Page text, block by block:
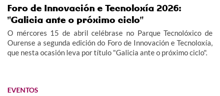
Foro de Innovación e Tecnoloxía 2026:
"Galicia ante o próximo ciclo"
O mércores 15 de abril celébrase no Parque Tecnolóxico de
Ourense a segunda edición do Foro de Innovación e Tecnoloxía,
que nesta ocasión leva por título "Galicia ante o próximo ciclo".
EVENTOS